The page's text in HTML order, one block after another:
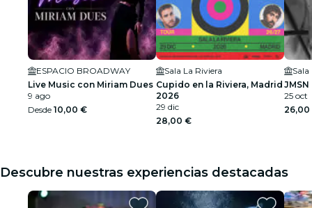
ESPACIO BROADWAY
Live Music con Miriam Dues
9 ago
Desde 10,00 €
Sala La Riviera
Cupido en la Riviera, Madrid
2026
29 dic
28,00 €
25 oct
26,00
Descubre nuestras experiencias destacadas